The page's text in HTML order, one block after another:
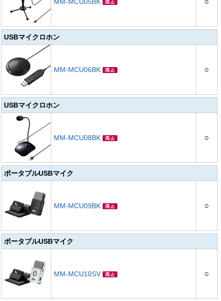
USBマイクロホン
MM-MCU06BK ○
USBマイクロホン
MM-MCU08BK ○
ポータブルUSBマイク
MM-MCU09BK ○
ポータブルUSBマイク
MM-MCU10SV ○